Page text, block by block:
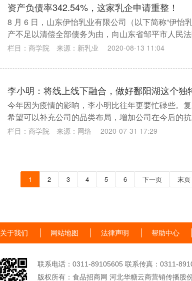
资产负债率342.54%，这家乳企申请重整！
8 月 6 日，山东伊怡乳业有限公司（以下简称“伊怡
产不足以清偿全部债务为由，向山东省邹平市人民法
栏目： 商学院 来源： 新乳业 2020-08-13 11:04
李小明：将线上线下融合，做好鄱阳湖这个独
今年因为疫情的影响，李小明比往年更要忙碌些。
希望可以补充公司的品类布局，增加公司在今后的抗
栏目： 商学院 来源： 网络 2020-07-31 17:29
1 2 3 4 5 6 下一页 末页
关于我们 网站地图 法律声明 帮助中心
联系电话：0311-89105605 联系传真：0311-
版权所有：食品招商网 河北华糖云商营销传播股